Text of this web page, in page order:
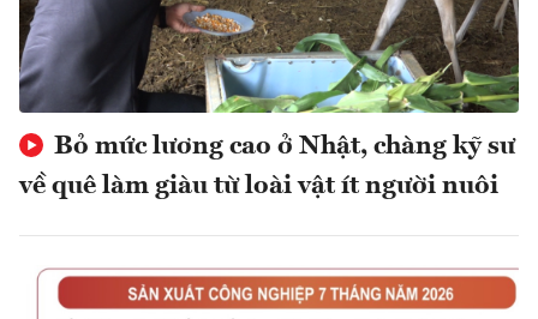
Bỏ mức lương cao ở Nhật, chàng kỹ sư
về quê làm giàu từ loài vật ít người nuôi